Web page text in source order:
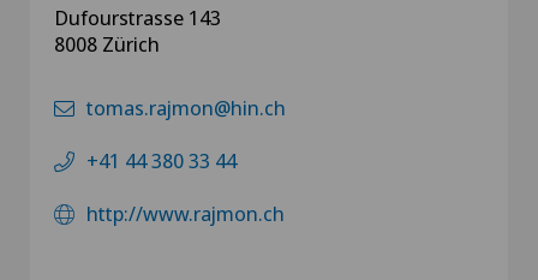
Dufourstrasse 143
8008 Zürich
tomas.rajmon@hin.ch
+41 44 380 33 44
http://www.rajmon.ch